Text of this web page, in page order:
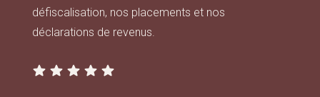
défiscalisation, nos placements et nos
déclarations de revenus.